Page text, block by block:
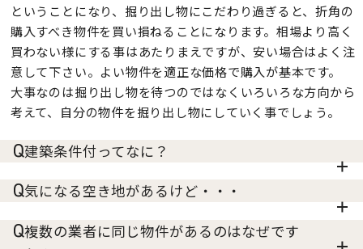
ということになり、掘り出し物にこだわり過ぎると、折角の
購入すべき物件を買い損ねることになります。相場より高く
買わない様にする事はあたりまえですが、安い場合はよく注
意して下さい。よい物件を適正な価格で購入が基本です。
大事なのは掘り出し物を待つのではなくいろいろな方向から
考えて、自分の物件を掘り出し物にしていく事でしょう。
建築条件付ってなに？
気になる空き地があるけど・・・
複数の業者に同じ物件があるのはなぜです